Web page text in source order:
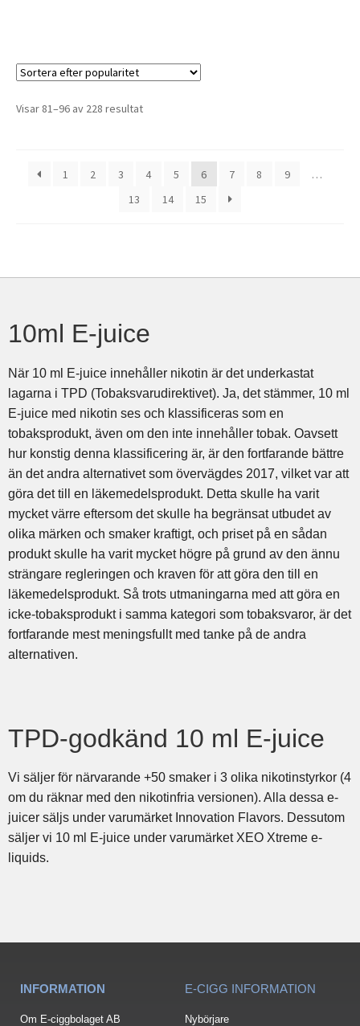
Visar 81–96 av 228 resultat
1 2 3 4 5 6 7 8 9
…
13
14 15
10ml E-juice
När 10 ml E-juice innehåller nikotin är det underkastat
lagarna i TPD (Tobaksvarudirektivet). Ja, det stämmer, 10 ml
E-juice med nikotin ses och klassificeras som en
tobaksprodukt, även om den inte innehåller tobak. Oavsett
hur konstig denna klassificering är, är den fortfarande bättre
än det andra alternativet som övervägdes 2017, vilket var att
göra det till en läkemedelsprodukt. Detta skulle ha varit
mycket värre eftersom det skulle ha begränsat utbudet av
olika märken och smaker kraftigt, och priset på en sådan
produkt skulle ha varit mycket högre på grund av den ännu
strängare regleringen och kraven för att göra den till en
läkemedelsprodukt. Så trots utmaningarna med att göra en
icke-tobaksprodukt i samma kategori som tobaksvaror, är det
fortfarande mest meningsfullt med tanke på de andra
alternativen.
TPD-godkänd 10 ml E-juice
Vi säljer för närvarande +50 smaker i 3 olika nikotinstyrkor (4
om du räknar med den nikotinfria versionen). Alla dessa e-
juicer säljs under varumärket Innovation Flavors. Dessutom
säljer vi 10 ml E-juice under varumärket XEO Xtreme e-
liquids.
INFORMATION
Om E-ciggbolaget AB
E-CIGG INFORMATION
Nybörjare